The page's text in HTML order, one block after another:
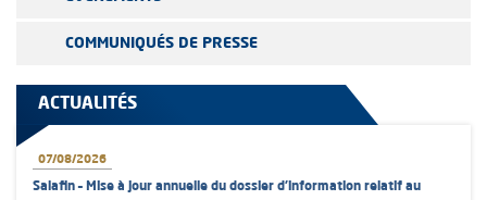
COMMUNIQUÉS DE PRESSE
ACTUALITÉS
07/08/2026
Salafin – Mise à jour annuelle du dossier d’information relatif au